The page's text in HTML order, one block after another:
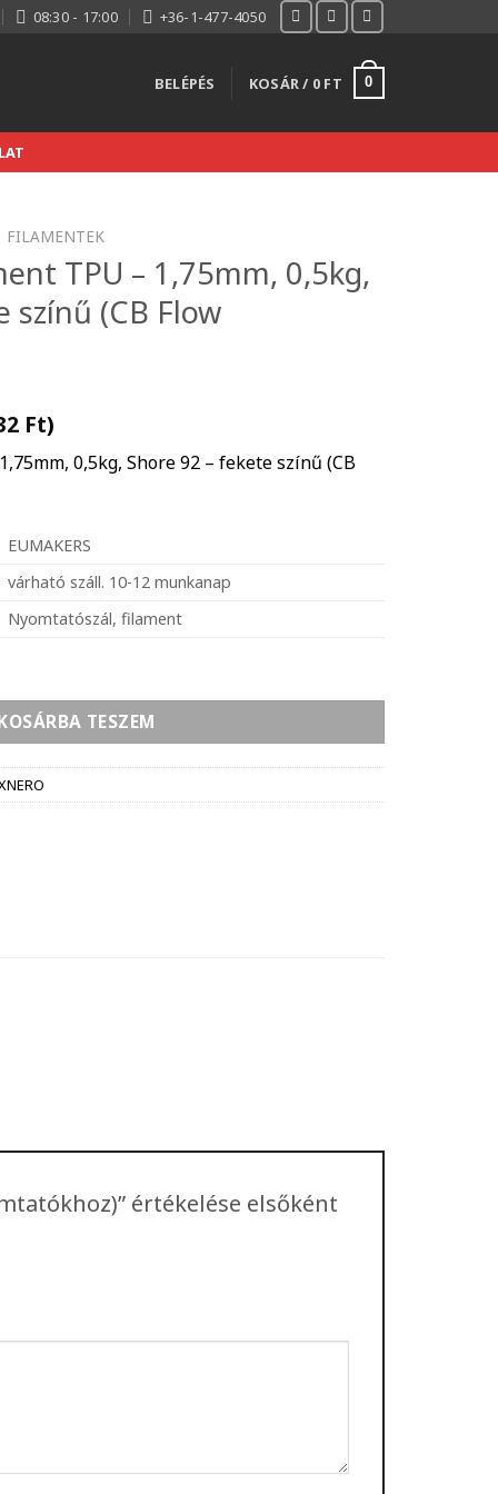
08:30 - 17:00 +36-1-477-4050
BELÉPÉS KOSÁR / 0 FT 0
FILAMENTEK
TPU – 1,75mm, 0,5kg,
színű (CB Flow
Ft)
0,5kg, Shore 92 – fekete színű (CB
EUMAKERS
várható száll. 10-12 munkanap
Nyomtatószál, filament
TESZEM
értékelése elsőként